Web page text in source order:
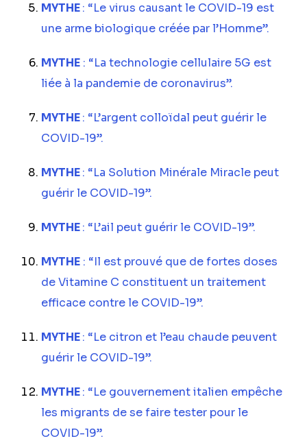
MYTHE: “Le virus causant le COVID-19 est
une arme biologique créée par l’Homme”.
MYTHE : “La technologie cellulaire 5G est
liée à la pandemie de coronavirus”.
MYTHE: “L’argent colloïdal peut guérir le
COVID-19”.
MYTHE: “La Solution Minérale Miracle peut
guérir le COVID-19”.
MYTHE: “L’ail peut guérir le COVID-19”.
MYTHE : “Il est prouvé que de fortes doses
de Vitamine C constituent un traitement
efficace contre le COVID-19”.
MYTHE: “Le citron et l’eau chaude peuvent
guérir le COVID-19”.
MYTHE: “Le gouvernement italien empêche
les migrants de se faire tester pour le
COVID-19”.